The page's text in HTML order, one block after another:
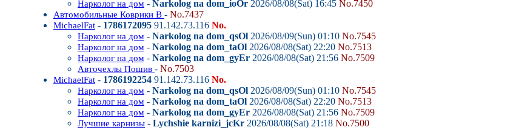
Нарколог на дом - Narkolog na dom_ioOr 2026/08/08(Sat) 16:45 No.7450
Автомобильные Коврики В - No.7437
MichaelFat - 1786172095 91.142.73.116 No.
Нарколог на дом - Narkolog na dom_qsOl 2026/08/09(Sun) 01:10 No.7545
Нарколог на дом - Narkolog na dom_taOl 2026/08/08(Sat) 22:20 No.7513
Нарколог на дом - Narkolog na dom_gyEr 2026/08/08(Sat) 21:56 No.7509
Авточехлы Пошив - No.7503
MichaelFat - 1786192254 91.142.73.116 No.
Нарколог на дом - Narkolog na dom_qsOl 2026/08/09(Sun) 01:10 No.7545
Нарколог на дом - Narkolog na dom_taOl 2026/08/08(Sat) 22:20 No.7513
Нарколог на дом - Narkolog na dom_gyEr 2026/08/08(Sat) 21:56 No.7509
Лучшие карнизы - Lychshie karnizi_jcKr 2026/08/08(Sat) 21:18 No.7500